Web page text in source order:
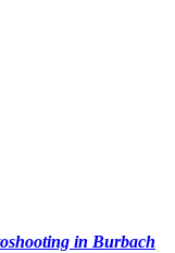
in Burbach